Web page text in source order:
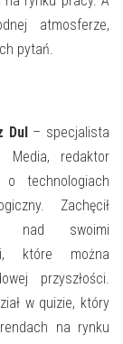
atmosferze,
pytań.
Dul– specjalista
redaktor
technologiach
Zachęcił
nad swoimi
które można
przyszłości.
w quizie, który
na rynku